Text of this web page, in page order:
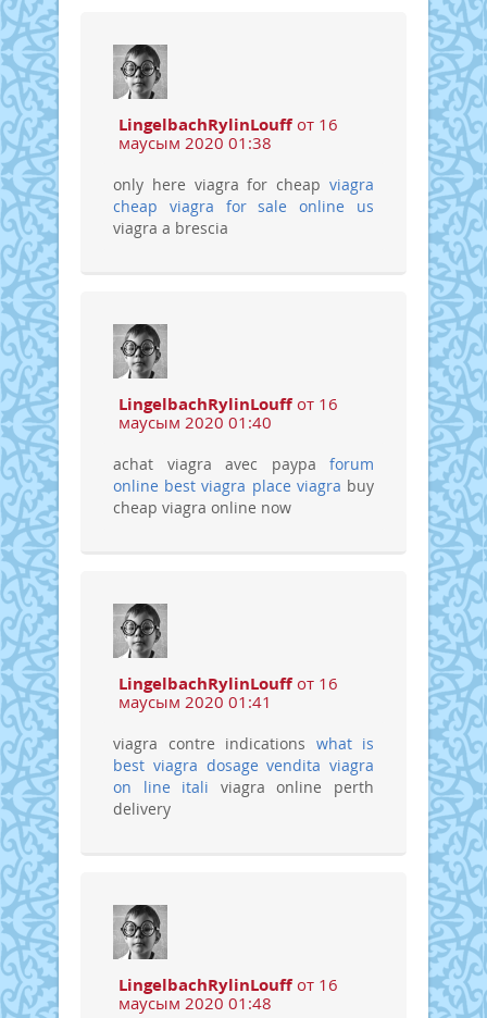
LingelbachRylinLouffот 16
маусым 2020 01:38
only here viagra for cheap viagra
cheap
viagra for sale online us
viagra a brescia
LingelbachRylinLouffот 16
маусым 2020 01:40
achat viagra avec paypa forum
online best viagra place viagra buy
cheap viagra online now
LingelbachRylinLouffот 16
маусым 2020 01:41
viagra contre indications what is
best viagra dosage vendita viagra
on line itali viagra online perth
delivery
LingelbachRylinLouffот 16
маусым 2020 01:48